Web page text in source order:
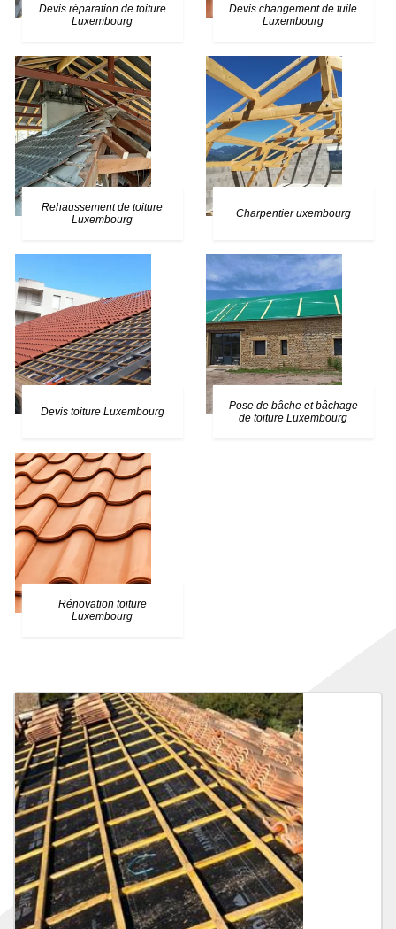
Devis réparation de toiture
Luxembourg
Devis changement de tuile
Luxembourg
Rehaussement de toiture
Luxembourg
Charpentier uxembourg
Devis toiture Luxembourg
Pose de bâche et bâchage
de toiture Luxembourg
Rénovation toiture
Luxembourg